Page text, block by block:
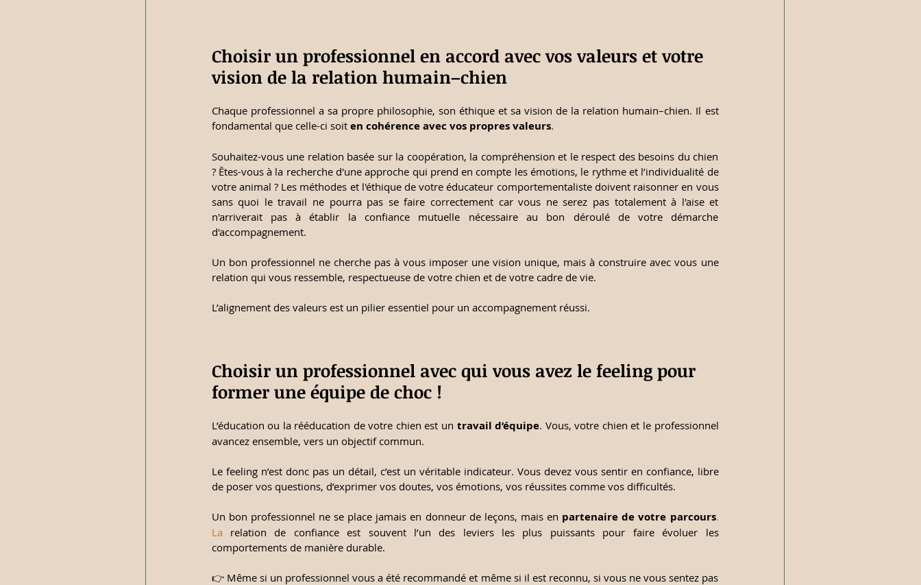
Choisir un professionnel en accord avec vos valeurs et votre
vision de la relation humain–chien
Chaque professionnel a sa propre philosophie, son éthique et sa vision de la relation humain–chien. Il est
fondamental que celle-ci soit en cohérence avec vos propres valeurs.
Souhaitez-vous une relation basée sur la coopération, la compréhension et le respect des besoins du chien
? Êtes-vous à la recherche d'une approche qui prend en compte les émotions, le rythme et l’individualité de
votre animal ? Les méthodes et l'éthique de votre éducateur comportementaliste doivent raisonner en vous
sans quoi le travail ne pourra pas se faire correctement car vous ne serez pas totalement à l'aise et
n'arriverait pas à établir la confiance mutuelle nécessaire au bon déroulé de votre démarche
d'accompagnement.
Un bon professionnel ne cherche pas à vous imposer une vision unique, mais à construire avec vous une
relation qui vous ressemble, respectueuse de votre chien et de votre cadre de vie.
L’alignement des valeurs est un pilier essentiel pour un accompagnement réussi.
Choisir un professionnel avec qui vous avez le feeling pour
former une équipe de choc !
L’éducation ou la rééducation de votre chien est un travail d’équipe. Vous, votre chien et le professionnel
avancez ensemble, vers un objectif commun.
Le feeling n’est donc pas un détail, c’est un véritable indicateur. Vous devez vous sentir en confiance, libre
de poser vos questions, d’exprimer vos doutes, vos émotions, vos réussites comme vos difficultés.
Un bon professionnel ne se place jamais en donneur de leçons, mais en partenaire de votre parcours.
La relation de confiance est souvent l’un des leviers les plus puissants pour faire évoluer les
comportements de manière durable.
👉 Même si un professionnel vous a été recommandé et même si il est reconnu, si vous ne vous sentez pas